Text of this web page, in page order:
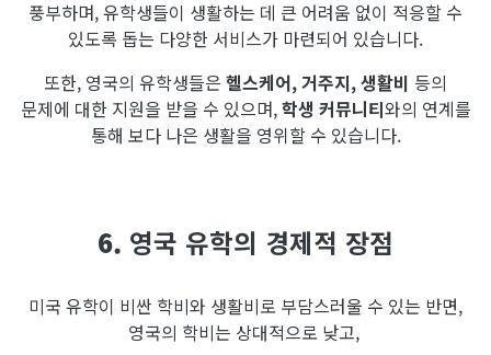
풍부하며, 유학생들이 생활하는 데 큰 어려움 없이 적응할 수
있도록 돕는 다양한 서비스가 마련되어 있습니다.
또한, 영국의 유학생들은 헬스케어, 거주지, 생활비 등의
문제에 대한 지원을 받을 수 있으며,학생 커뮤니티와의 연계를
통해 보다 나은 생활을 영위할 수 있습니다.
6. 영국 유학의 경제적 장점
미국 유학이 비싼 학비와 생활비로 부담스러울 수 있는 반면,
영국의 학비는 상대적으로 낮고,